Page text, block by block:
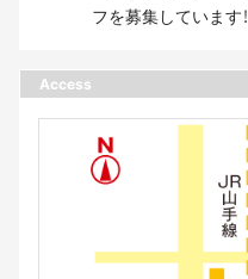
フを募集しています！
Access